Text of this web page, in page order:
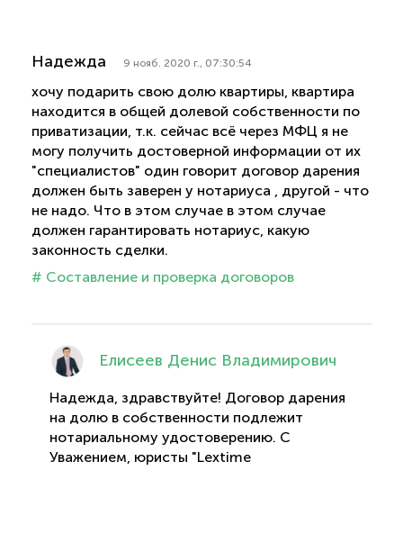
Надежда 9 нояб. 2020 г., 07:30:54
хочу подарить свою долю квартиры, квартира
находится в общей долевой собственности по
приватизации, т.к. сейчас всё через МФЦ я не
могу получить достоверной информации от их
"специалистов" один говорит договор дарения
должен быть заверен у нотариуса , другой - что
не надо. Что в этом случае в этом случае
должен гарантировать нотариус, какую
законность сделки.
# Составление и проверка договоров
Елисеев Денис Владимирович
Надежда, здравствуйте! Договор дарения
на долю в собственности подлежит
нотариальному удостоверению. С
Уважением, юристы "Lextime